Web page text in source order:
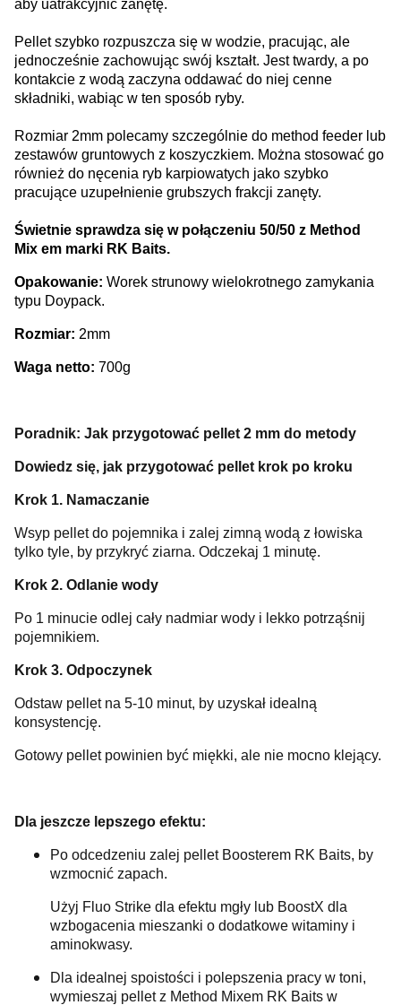
aby uatrakcyjnić zanętę.
Pellet szybko rozpuszcza się w wodzie, pracując, ale
jednocześnie zachowując swój kształt. Jest twardy, a po
kontakcie z wodą zaczyna oddawać do niej cenne
składniki, wabiąc w ten sposób ryby.
Rozmiar 2mm polecamy szczególnie do method feeder lub
zestawów gruntowych z koszyczkiem. Można stosować go
również do nęcenia ryb karpiowatych jako szybko
pracujące uzupełnienie grubszych frakcji zanęty.
Świetnie sprawdza się w połączeniu 50/50 z Method
Mix em marki RK Baits.
Opakowanie: Worek strunowy wielokrotnego zamykania
typu Doypack.
Rozmiar: 2mm
Waga netto: 700g
Poradnik: Jak przygotować pellet 2 mm do metody
Dowiedz się, jak przygotować pellet krok po kroku
Krok 1. Namaczanie
Wsyp pellet do pojemnika i zalej zimną wodą z łowiska
tylko tyle, by przykryć ziarna. Odczekaj 1 minutę.
Krok 2. Odlanie wody
Po 1 minucie odlej cały nadmiar wody i lekko potrząśnij
pojemnikiem.
Krok 3. Odpoczynek
Odstaw pellet na 5-10 minut, by uzyskał idealną
konsystencję.
Gotowy pellet powinien być miękki, ale nie mocno klejący.
Dla jeszcze lepszego efektu:
Po odcedzeniu zalej pellet Boosterem RK Baits, by
wzmocnić zapach.
Użyj Fluo Strike dla efektu mgły lub BoostX dla
wzbogacenia mieszanki o dodatkowe witaminy i
aminokwasy.
Dla idealnej spoistości i polepszenia pracy w toni,
wymieszaj pellet z Method Mixem RK Baits w